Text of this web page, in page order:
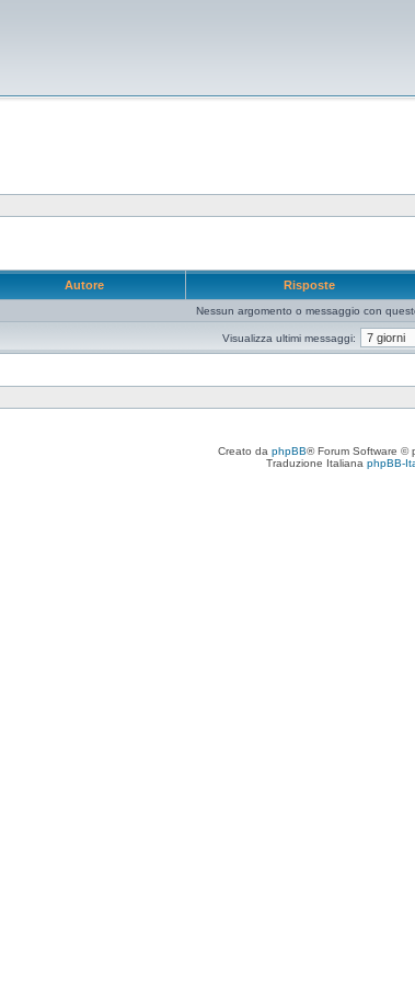
Autore Risposte
Nessun argomento o messaggio con
Visualizza ultimi messaggi:
Creato da phpBB® Forum Software ©
Traduzione Italiana phpBB-